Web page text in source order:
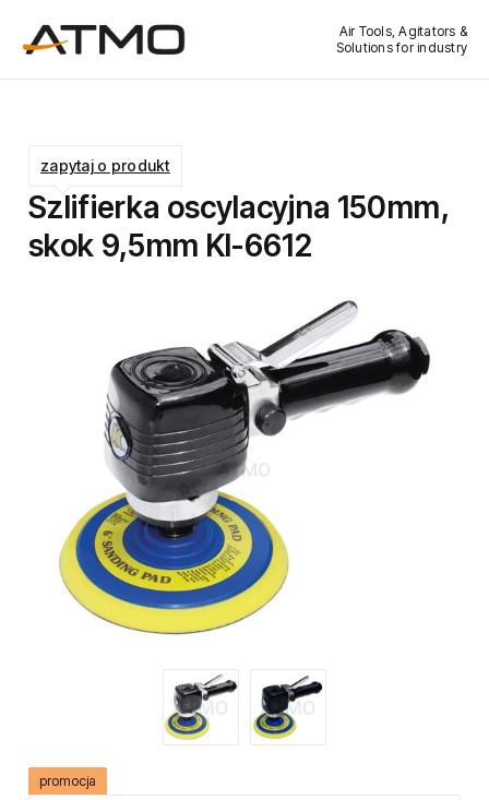
Air Tools, Agitators &
Solutions for industry
Szlifierka oscylacyjna 150mm,
skok 9,5mm KI-6612
promocja
zapytaj o produkt